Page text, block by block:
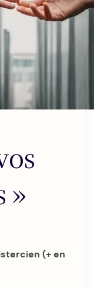
»
(+ en